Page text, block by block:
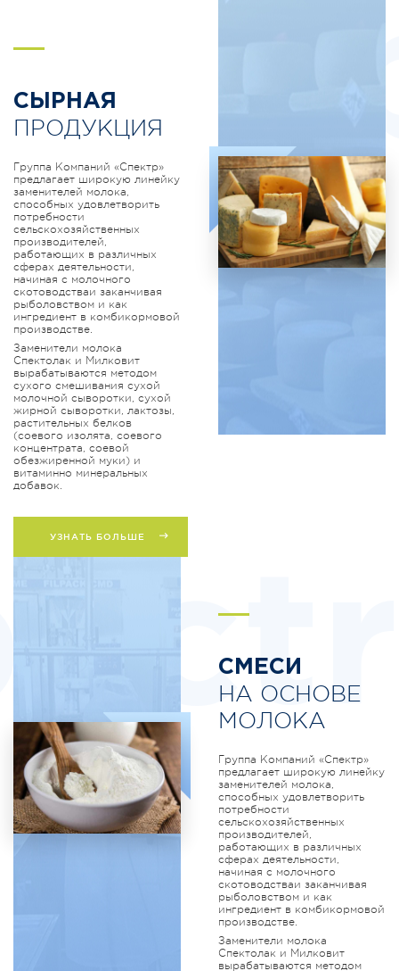
СЫРНАЯ
ПРОДУКЦИЯ
Группа Компаний «Спектр»
предлагает широкую линейку
заменителей молока,
способных удовлетворить
потребности
сельскохозяйственных
производителей,
работающих в различных
сферах деятельности,
начиная с молочного
скотоводстваи заканчивая
рыболовством и как
ингредиент в комбикормовой
производстве.
Заменители молока
Спектолак и Милковит
вырабатываются методом
сухого смешивания сухой
молочной сыворотки, сухой
жирной сыворотки, лактозы,
растительных белков
(соевого изолята, соевого
концентрата, соевой
обезжиренной муки) и
витаминно минеральных
добавок.
УЗНАТЬ БОЛЬШЕ
СМЕСИ
НА ОСНОВЕ
МОЛОКА
Группа Компаний «Спектр»
предлагает широкую линейку
заменителей молока,
способных удовлетворить
потребности
сельскохозяйственных
производителей,
работающих в различных
сферах деятельности,
начиная с молочного
скотоводстваи заканчивая
рыболовством и как
ингредиент в комбикормовой
производстве.
Заменители молока
Спектолак и Милковит
вырабатываются методом